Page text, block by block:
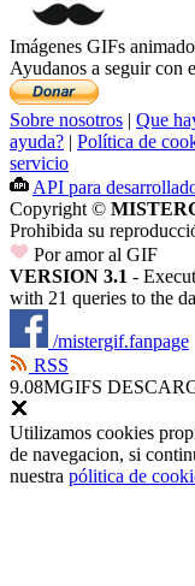
Imágenes GIFs
Ayudanos a seguir con
Sobre nosotros | Que
ayuda? | Política de
servicio
API para
Copyright ©
Prohibida su
Por amor al GIF
VERSION 3.1 -
with 21 queries to the
/mistergif.fanpage
RSS
9.08MGIFS
Utilizamos cookies
de navegacion, si
nuestra pólitica de